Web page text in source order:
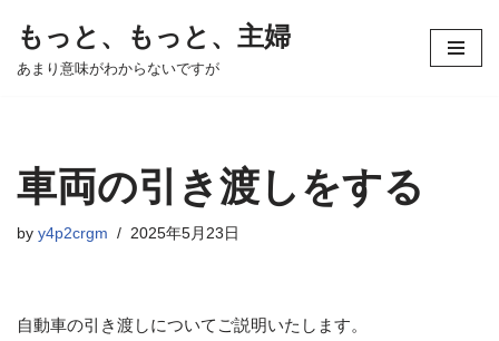
コ
ツ
へ
キ
もっと、もっと、主婦
あまり意味がわからないですが
車両の引き渡しをする
by y4p2crgm 2025年5月23日
自動車の引き渡しについてご説明いたします。